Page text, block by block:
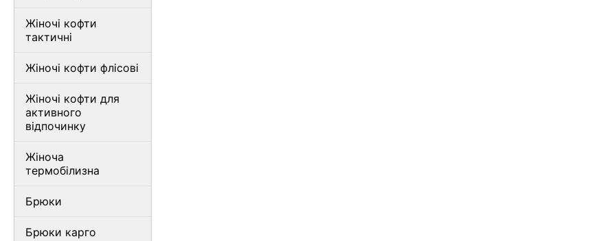
Жіночі кофти
тактичні
Жіночі кофти флісові
Жіночі кофти для
активного
відпочинку
Жіноча
термобілизна
Брюки
Брюки карго